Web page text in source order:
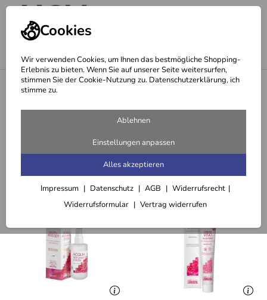
Cookies
Wir verwenden Cookies, um Ihnen das bestmögliche Shopping-
Erlebnis zu bieten. Wenn Sie auf unserer Seite weitersurfen,
stimmen Sie der Cookie-Nutzung zu. Datenschutzerklärung, ich
stimme zu.
Ablehnen
Einstellungen anpassen
Alles akzeptieren
Impressum Datenschutz AGB
Widerrufsrecht
Widerrufsformular
Vertrag widerrufen
Rosenglycerin-Handcreme gegen raue Hände (100 ml)
Empfehlungen für Sie zu
Rosenglycerin-Handcreme gegen
raue Hände (100 ml)
Passend dazu